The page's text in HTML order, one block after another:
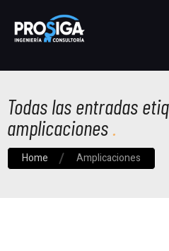
Todas las entradas
amplicaciones
Home Amplicaciones